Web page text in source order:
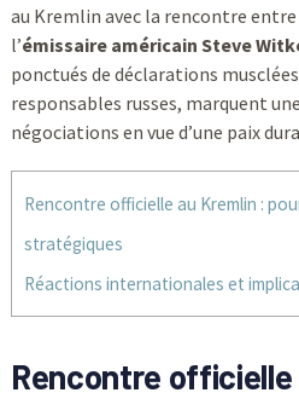
au Kremlin avec la rencontre entre
l’émissaire américain Steve
ponctués de déclarations
responsables russes, marquent
négociations en vue d’une paix
Rencontre officielle au Kremlin :
stratégiques
Réactions internationales et
Rencontre officielle